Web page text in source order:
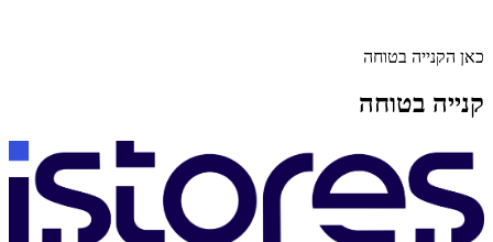
כאן הקנייה בטוחה
קנייה בטוחה